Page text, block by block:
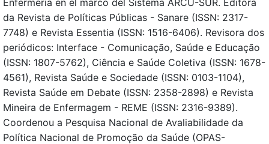
da Revista de Políticas Públicas - Sanare (ISSN: 2317-
7748) e Revista Essentia (ISSN: 1516-6406). Revisora dos
periódicos: Interface - Comunicação, Saúde e Educação
(ISSN: 1807-5762), Ciência e Saúde Coletiva (ISSN: 1678-
4561), Revista Saúde e Sociedade (ISSN: 0103-1104),
Revista Saúde em Debate (ISSN: 2358-2898) e Revista
Mineira de Enfermagem - REME (ISSN: 2316-9389).
Coordenou a Pesquisa Nacional de Avaliabilidade da
Política Nacional de Promoção da Saúde (OPAS-